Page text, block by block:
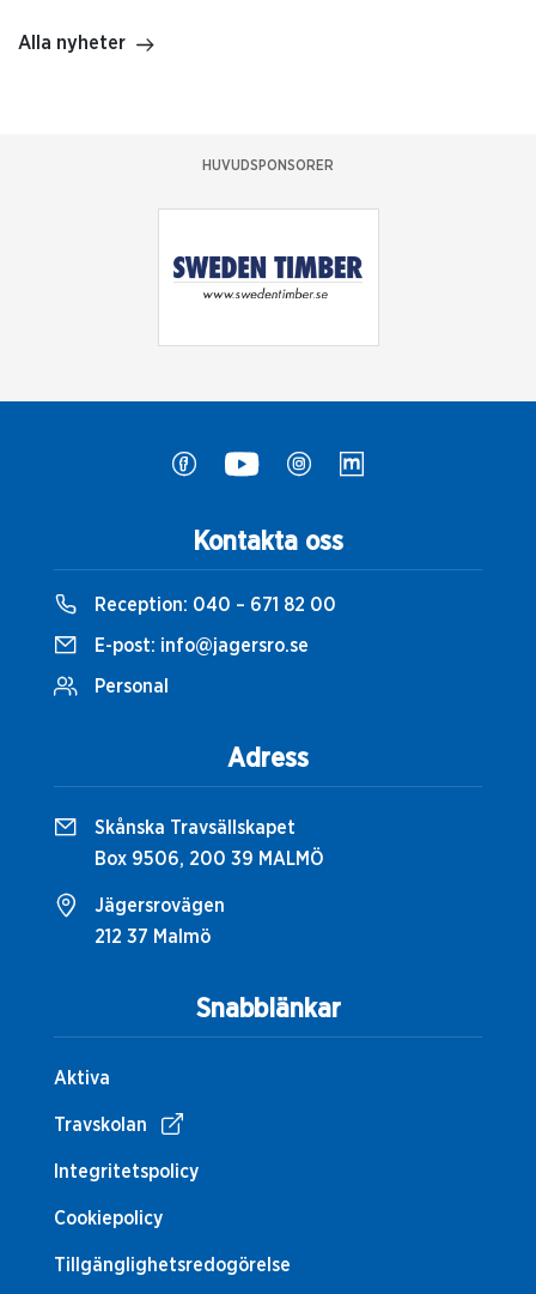
Alla nyheter
HUVUDSPONSORER
Snabblänkar
Aktiva
Travskolan
Integritetspolicy
Cookiepolicy
Tillgänglighetsredogörelse
Kontakta oss
Reception: 040 – 671 82 00
E-post: info@jagersro.se
Personal
Adress
Skånska Travsällskapet
Box 9506, 200 39 MALMÖ
Jägersrovägen
212 37 Malmö